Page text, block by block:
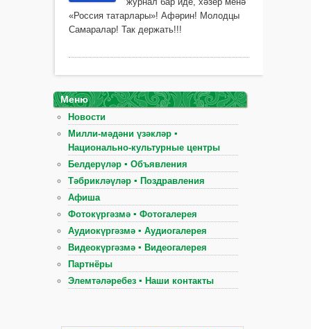
«Россия татарлары»! Афәрин! Молодцы
Самаралар! Так держать!!!
Меню
Новости
Милли-мәдәни үзәкләр ▪
Национально-культурные центры
Белдерүләр ▪ Объявления
Тәбрикләүләр ▪ Поздравления
Афиша
Фотокүргәзмә ▪ Фотогалерея
Аудиокүргәзмә ▪ Аудиогалерея
Видеокүргәзмә ▪ Видеогалерея
Партнёры
Элемтәләребез ▪ Наши контакты